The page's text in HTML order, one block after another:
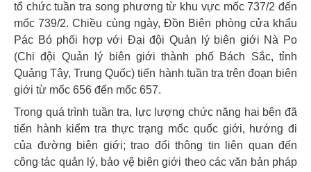
tổ chức tuần tra song phương từ khu vực mốc 737/2 đến
mốc 739/2. Chiều cùng ngày, Đồn Biên phòng cửa khẩu
Pác Bó phối hợp với Đại đội Quản lý biên giới Nà Po
(Chi đội Quản lý biên giới thành phố Bách Sắc, tỉnh
Quảng Tây, Trung Quốc) tiến hành tuần tra trên đoạn biên
giới từ mốc 656 đến mốc 657.
Trong quá trình tuần tra, lực lượng chức năng hai bên đã
tiến hành kiểm tra thực trạng mốc quốc giới, hướng đi
của đường biên giới; trao đổi thông tin liên quan đến
công tác quản lý, bảo vệ biên giới theo các văn bản pháp